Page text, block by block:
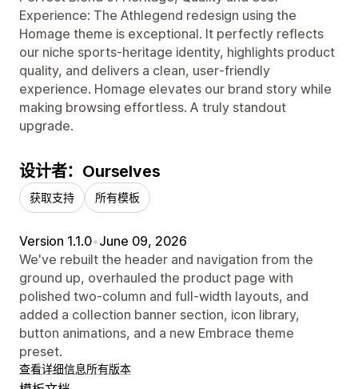
Experience: The Athlegend redesign using the
Homage theme is exceptional. It perfectly reflects
our niche sports‑heritage identity, highlights product
quality, and delivers a clean, user‑friendly
experience. Homage elevates our brand story while
making browsing effortless. A truly standout
upgrade.
设计者：Ourselves
获取支持 所有模板
Version 1.1.0•June 09, 2026
We've rebuilt the header and navigation from the
ground up, overhauled the product page with
polished two-column and full-width layouts, and
added a collection banner section, icon library,
button animations, and a new Embrace theme
preset.
查看详细信息所有版本